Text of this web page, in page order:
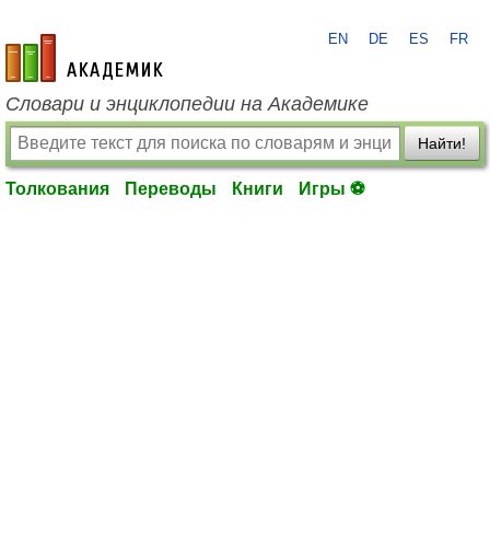
academic.ru
EN DE ES FR
Словари и энциклопедии на Академике
Найти!
Толкования Переводы Книги Игры ⚽